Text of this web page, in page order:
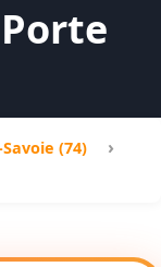
(74)
›